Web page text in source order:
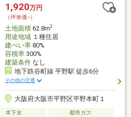
1,920万円
（坪単価:-）
土地面積62.8m2
用途地域１種住居
建ぺい率80%
容積率300%
建築条件なし
地下鉄谷町線 平野駅 徒歩6分
その他の交通
大阪府大阪市平野区平野本町１
本下水
都市ガス